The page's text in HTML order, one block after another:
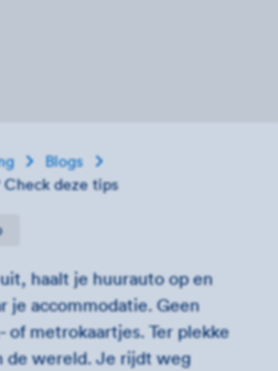
Blogs
deze tips
haalt je huurauto op en
je accommodatie. Geen
of metrokaartjes. Ter plekke
de wereld. Je rijdt weg